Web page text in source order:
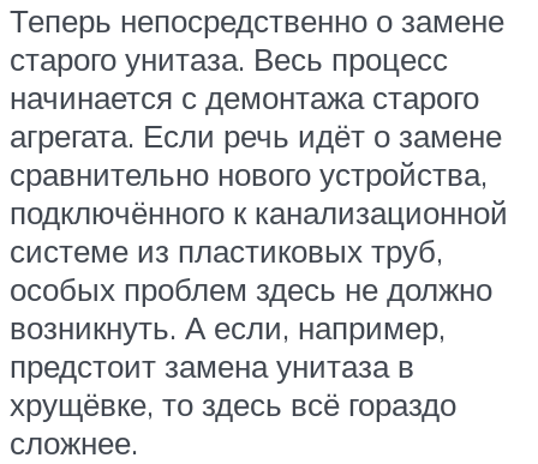
Теперь непосредственно о замене
старого унитаза. Весь процесс
начинается с демонтажа старого
агрегата. Если речь идёт о замене
сравнительно нового устройства,
подключённого к канализационной
системе из пластиковых труб,
особых проблем здесь не должно
возникнуть. А если, например,
предстоит замена унитаза в
хрущёвке, то здесь всё гораздо
сложнее.